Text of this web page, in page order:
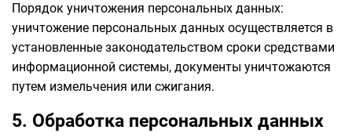
Порядок уничтожения персональных данных:
уничтожение персональных данных осуществляется в
установленные законодательством сроки средствами
информационной системы, документы уничтожаются
путем измельчения или сжигания.
5. Обработка персональных данных